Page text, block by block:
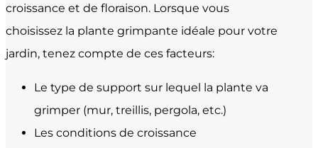
croissance et de floraison. Lorsque vous
choisissez la plante grimpante idéale pour votre
jardin, tenez compte de ces facteurs:
Le type de support sur lequel la plante va
grimper (mur, treillis, pergola, etc.)
Les conditions de croissance